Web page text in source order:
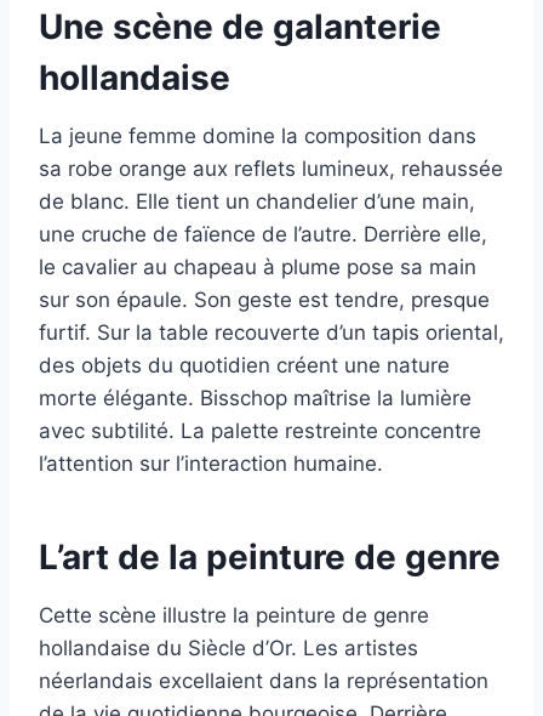
Une scène de galanterie
hollandaise
La jeune femme domine la composition dans
sa robe orange aux reflets lumineux, rehaussée
de blanc. Elle tient un chandelier d’une main,
une cruche de faïence de l’autre. Derrière elle,
le cavalier au chapeau à plume pose sa main
sur son épaule. Son geste est tendre, presque
furtif. Sur la table recouverte d’un tapis oriental,
des objets du quotidien créent une nature
morte élégante. Bisschop maîtrise la lumière
avec subtilité. La palette restreinte concentre
l’attention sur l’interaction humaine.
L’art de la peinture de genre
Cette scène illustre la peinture de genre
hollandaise du Siècle d’Or. Les artistes
néerlandais excellaient dans la représentation